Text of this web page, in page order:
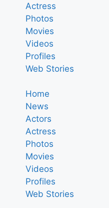
Actress
Photos
Movies
Videos
Profiles
Web Stories
Home
News
Actors
Actress
Photos
Movies
Videos
Profiles
Web Stories